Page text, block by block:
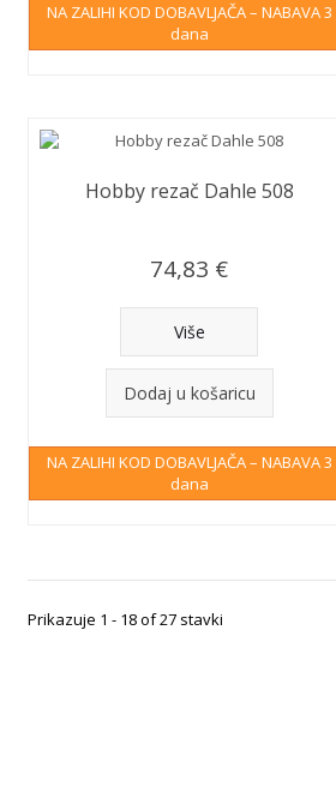
NA ZALIHI KOD DOBAVLJAČA – NABAVA 3
dana
Hobby rezač Dahle 508
74,83 €
Više
Dodaj u košaricu
NA ZALIHI KOD DOBAVLJAČA – NABAVA 3
dana
Prikazuje 1 - 18 of 27 stavki